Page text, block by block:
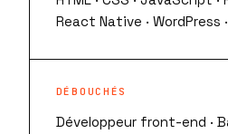
React Native · WordPress
DÉBOUCHÉS
Développeur front-end ·